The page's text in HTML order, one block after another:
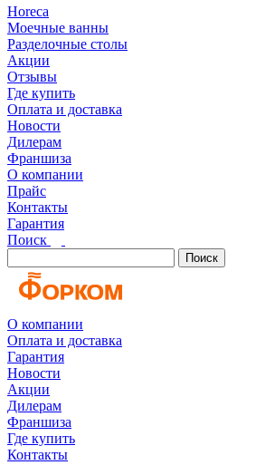
Horeca
Моечные ванны
Разделочные столы
Акции
Отзывы
Где купить
Оплата и доставка
Новости
Дилерам
Франшиза
О компании
Прайс
Контакты
Гарантия
Поиск
Поиск
О компании
Оплата и доставка
Гарантия
Новости
Акции
Дилерам
Франшиза
Где купить
Контакты